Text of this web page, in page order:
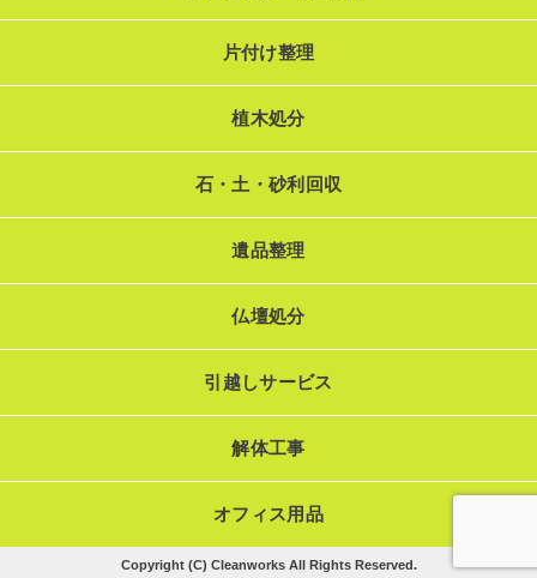
片付け整理
植木処分
石・土・砂利回収
遺品整理
仏壇処分
引越しサービス
解体工事
オフィス用品
Copyright (C) Cleanworks All Rights Reserved.